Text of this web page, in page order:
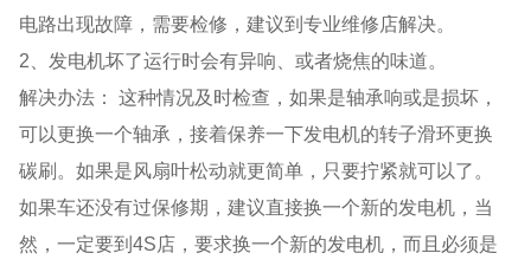
电路出现故障，需要检修，建议到专业维修店解决。
2、发电机坏了运行时会有异响、或者烧焦的味道。
解决办法： 这种情况及时检查，如果是轴承响或是损坏，
可以更换一个轴承，接着保养一下发电机的转子滑环更换
碳刷。如果是风扇叶松动就更简单，只要拧紧就可以了。
如果车还没有过保修期，建议直接换一个新的发电机，当
然，一定要到4S店，要求换一个新的发电机，而且必须是